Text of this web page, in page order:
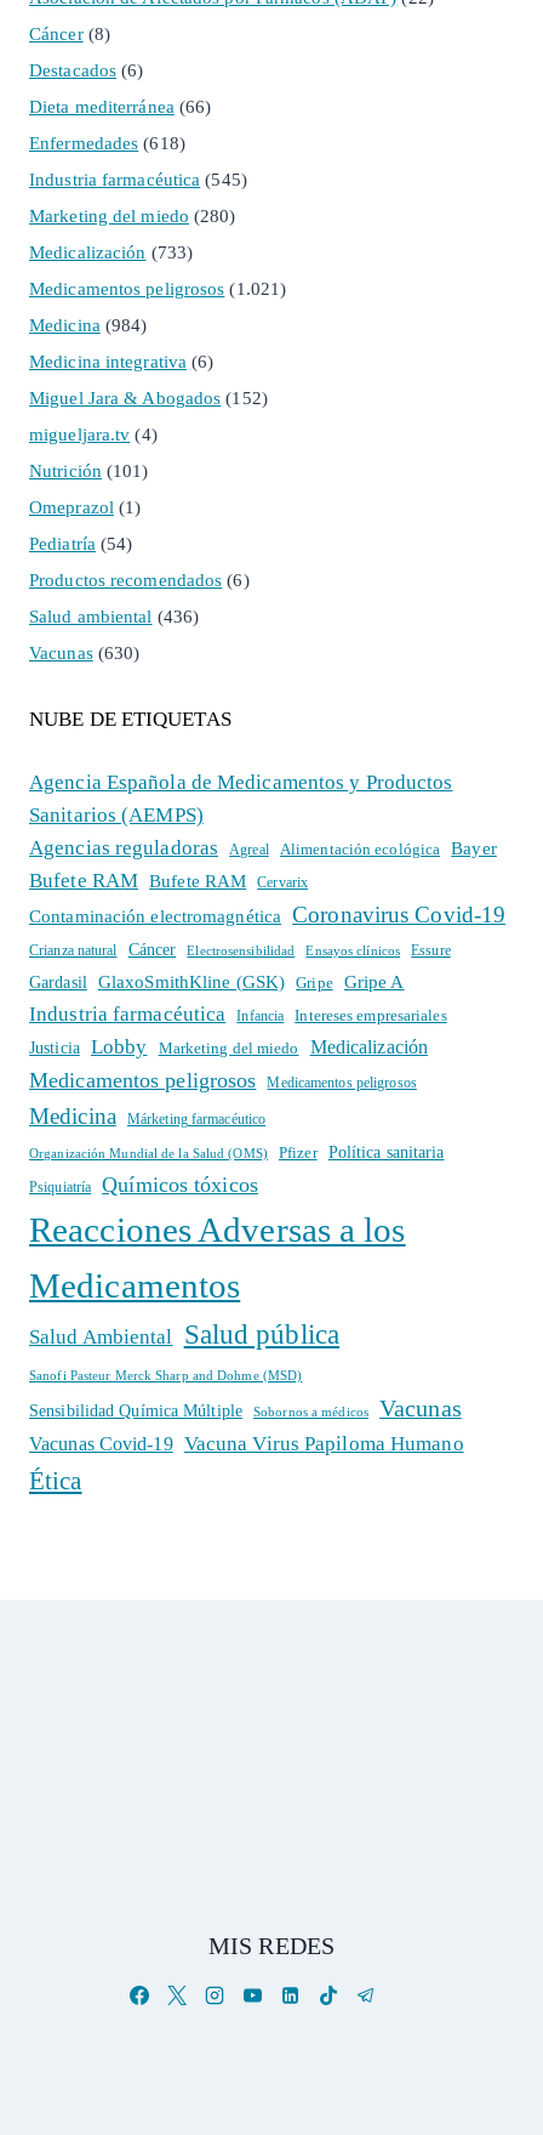
Cáncer(8)
Destacados (6)
Dieta mediterránea(66)
Enfermedades (618)
Industria farmacéutica (545)
Marketing del miedo (280)
Medicalización (733)
Medicamentos peligrosos (1.021)
Medicina(984)
Medicina integrativa (6)
Miguel Jara & Abogados (152)
migueljara.tv (4)
Nutrición(101)
Omeprazol(1)
Pediatría(54)
Productos recomendados (6)
Salud ambiental (436)
Vacunas(630)
NUBE DE ETIQUETAS
Agencia Española de Medicamentos y Productos
Sanitarios (AEMPS)
Agencias reguladoras
Agreal Alimentación ecológica Bayer
Bufete RAM Bufete RAM Cervarix
Contaminación electromagnética Coronavirus Covid-19
Crianza natural Cáncer Electrosensibilidad Ensayos clínicos Essure
Gardasil GlaxoSmithKline (GSK) Gripe Gripe A
Industria farmacéutica Infancia
Intereses empresariales
Justicia
Lobby Marketing del miedo Medicalización
Medicamentos peligrosos Medicamentos peligrosos
Medicina Márketing farmacéutico
Organización Mundial de la Salud (OMS) Pfizer Política sanitaria
Psiquiatría Químicos tóxicos
Reacciones Adversas a los
Medicamentos
Salud Ambiental Salud pública
Sanofi Pasteur Merck Sharp and Dohme (MSD)
Sensibilidad Química Múltiple Sobornos a médicos Vacunas
Vacunas Covid-19 Vacuna Virus Papiloma Humano
Ética
MIS REDES